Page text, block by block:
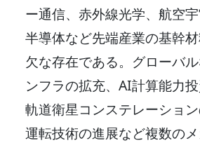
ー通信、赤外線光学、航空宇
半導体など先端産業の基幹
欠な存在である。グローバ
ンフラの拡充、AI計算能力
軌道衛星コンステレーショ
運転技術の進展など複数の